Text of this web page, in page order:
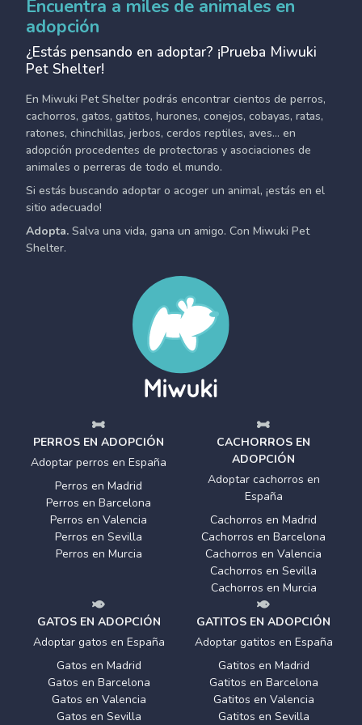
Encuentra a miles de animales en
adopción
¿Estás pensando en adoptar? ¡Prueba Miwuki
Pet Shelter!
En Miwuki Pet Shelter podrás encontrar cientos de perros,
cachorros, gatos, gatitos, hurones, conejos, cobayas, ratas,
ratones, chinchillas, jerbos, cerdos reptiles, aves... en
adopción procedentes de protectoras y asociaciones de
animales o perreras de todo el mundo.
Si estás buscando adoptar o acoger un animal, ¡estás en el
sitio adecuado!
Adopta. Salva una vida, gana un amigo. Con Miwuki Pet
Shelter.
PERROS EN ADOPCIÓN
Adoptar perros en España
Perros en Madrid
Perros en Barcelona
Perros en Valencia
Perros en Sevilla
Perros en Murcia
CACHORROS EN
ADOPCIÓN
Adoptar cachorros en
España
Cachorros en Madrid
Cachorros en Barcelona
Cachorros en Valencia
Cachorros en Sevilla
Cachorros en Murcia
GATOS EN ADOPCIÓN
Adoptar gatos en España
Gatos en Madrid
Gatos en Barcelona
Gatos en Valencia
Gatos en Sevilla
GATITOS EN ADOPCIÓN
Adoptar gatitos en España
Gatitos en Madrid
Gatitos en Barcelona
Gatitos en Valencia
Gatitos en Sevilla